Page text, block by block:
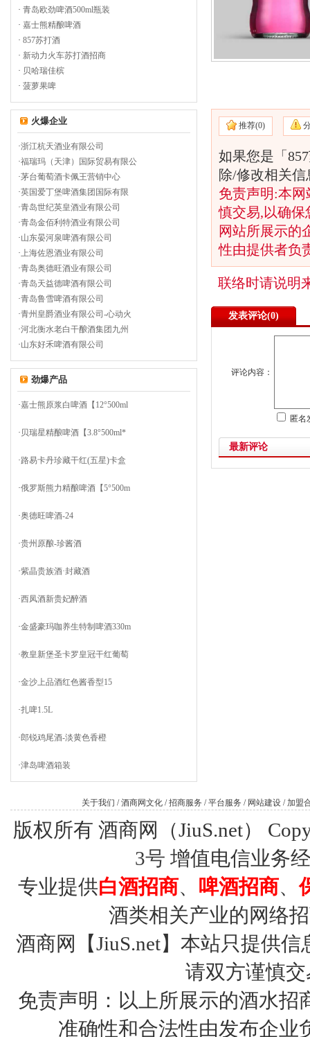
· 青岛欧劲啤酒500ml瓶装
· 嘉士熊精酿啤酒
· 857苏打酒
· 新动力火车苏打酒招商
· 贝哈瑞佳槟
· 菠萝果啤
火爆企业
·浙江杭天酒业有限公司
·福瑞玛（天津）国际贸易有限公
·茅台葡萄酒卡佩王营销中心
·英国爱丁堡啤酒集团国际有限
·青岛世纪英皇酒业有限公司
·青岛金佰利特酒业有限公司
·山东晏河泉啤酒有限公司
·上海佐恩酒业有限公司
·青岛奥德旺酒业有限公司
·青岛天益德啤酒有限公司
·青岛鲁雪啤酒有限公司
·青州皇爵酒业有限公司-心动火
·河北衡水老白干酿酒集团九州
·山东好禾啤酒有限公司
劲爆产品
·嘉士熊原浆白啤酒【12°500ml
· 贝瑞星精酿啤酒【3.8°500ml*
·路易卡丹珍藏干红(五星)卡盒
·俄罗斯熊力精酿啤酒【5°500m
·奥德旺啤酒-24
·贵州原酿-珍酱酒
·紫晶贵族酒·封藏酒
·西凤酒新贵妃醉酒
·金盛豪玛咖养生特制啤酒330m
·教皇新堡圣卡罗皇冠干红葡萄
·金沙上品酒红色酱香型15
·扎啤1.5L
·郎锐鸡尾酒-淡黄色香橙
·津岛啤酒箱装
推荐(0)
如果您是「
除/修改相关
免责声明:本
慎交易,以确
网站所展示的
性由提供者负
联络时请说明
发表评论(0)
评论内容：
匿
最新评论
关于我们 /酒商网文化 /招商服务 /平台服务 / 网站建设 /加盟
版权所有 酒商网（JiuS.net）
3号 增值电信业务
专业提供白酒招商、 啤酒招商、
酒类相关产业的网络
酒商网【JiuS.net】本站只提供
请双方谨慎
免责声明：以上所展示的酒水
准确性和合法性由发布企业